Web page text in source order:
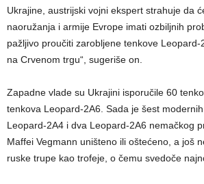
Ukrajine, austrijski vojni ekspert strahuje da
naoružanja i armije Evrope imati ozbiljnih
pažljivo proučiti zarobljene tenkove Leopard-
na Crvenom trgu“, sugeriše on.
Zapadne vlade su Ukrajini isporučile 60
tenkova Leopard-2A6. Sada je šest
Leopard-2A4 i dva Leopard-2A6 nemačkog
Maffei Vegmann uništeno ili oštećeno, a još
ruske trupe kao trofeje, o čemu svedoče